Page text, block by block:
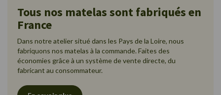
Tous nos matelas sont fabriqués en
France
Dans notre atelier situé dans les Pays de la Loire, nous
fabriquons nos matelas à la commande. Faites des
économies grâce à un système de vente directe, du
fabricant au consommateur.